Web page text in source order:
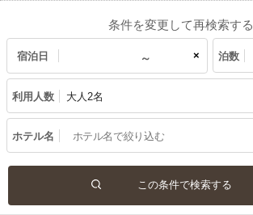
条件を変更して再検索する
宿泊日 × 泊数
利用人数 大人2名
ホテル名